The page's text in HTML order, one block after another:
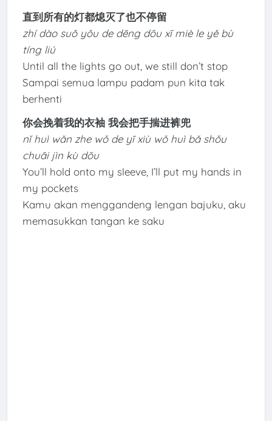
直到所有的灯都熄灭了也不停留
zhí dào suǒ yǒu de dēng dōu xī miè le yě bù
tíng liú
Until all the lights go out, we still don’t stop
Sampai semua lampu padam pun kita tak
berhenti
你会挽着我的衣袖 我会把手揣进裤兜
nǐ huì wǎn zhe wǒ de yī xiù wǒ huì bǎ shǒu
chuāi jìn kù dōu
You’ll hold onto my sleeve, I’ll put my hands in
my pockets
Kamu akan menggandeng lengan bajuku, aku
memasukkan tangan ke saku